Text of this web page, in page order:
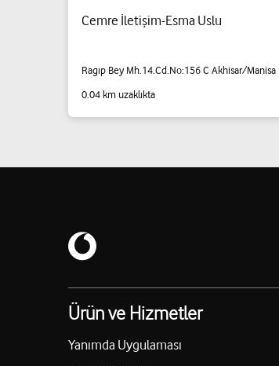
Cemre İletişim-Esma Uslu
Ragıp Bey Mh.14.Cd.No:156 C Akhisar/Manisa
0.04 km uzaklıkta
Ürün ve Hizmetler
Yanımda Uygulaması